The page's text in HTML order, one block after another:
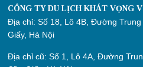
CÔNG TY DU LỊCH KHÁT VỌNG
Địa chỉ:Số 18, Lô 4B, Đường Trung
Giấy, Hà Nội
Địa chỉ cũ:Số 1, Lô 4A, Đường